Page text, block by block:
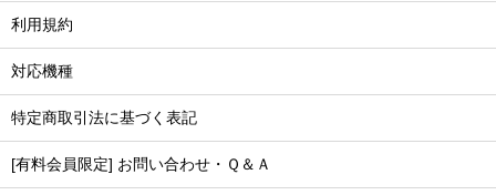
利用規約
対応機種
特定商取引法に基づく表記
[有料会員限定] お問い合わせ・Ｑ＆Ａ